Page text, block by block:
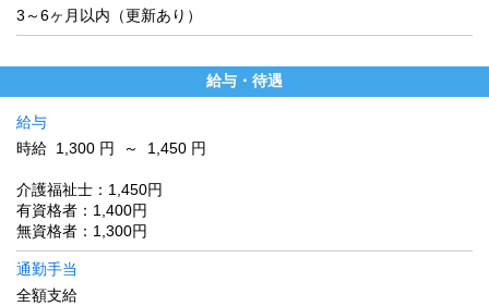
3～6ヶ月以内（更新あり）
給与・待遇
給与
時給 1,300 円 ～ 1,450 円
介護福祉士：1,450円
有資格者：1,400円
無資格者：1,300円
通勤手当
全額支給